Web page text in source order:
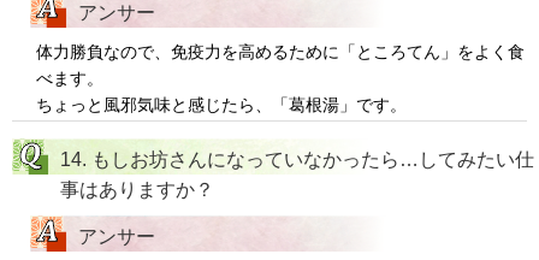
アンサー
体力勝負なので、免疫力を高めるために「ところてん」をよく食
べます。
ちょっと風邪気味と感じたら、「葛根湯」です。
14. もしお坊さんになっていなかったら…してみたい仕
事はありますか？
アンサー